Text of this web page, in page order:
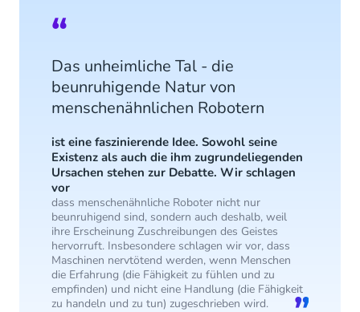
Das unheimliche Tal - die
beunruhigende Natur von
menschenähnlichen Robotern
ist eine faszinierende Idee. Sowohl seine
Existenz als auch die ihm zugrundeliegenden
Ursachen stehen zur Debatte. Wir schlagen
vor
dass menschenähnliche Roboter nicht nur
beunruhigend sind, sondern auch deshalb, weil
ihre Erscheinung Zuschreibungen des Geistes
hervorruft. Insbesondere schlagen wir vor, dass
Maschinen nervtötend werden, wenn Menschen
die Erfahrung (die Fähigkeit zu fühlen und zu
empfinden) und nicht eine Handlung (die Fähigkeit
zu handeln und zu tun) zugeschrieben wird.